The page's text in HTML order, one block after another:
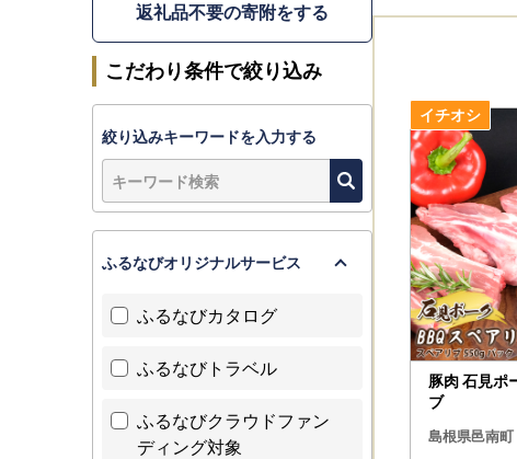
豚肉 石見ポ
ブ
島根県邑南町
返礼品不要の寄附をする
こだわり条件で絞り込み
絞り込みキーワードを入力する
ふるなびオリジナルサービス
ふるなびカタログ
ふるなびトラベル
ふるなびクラウドファン
ディング対象